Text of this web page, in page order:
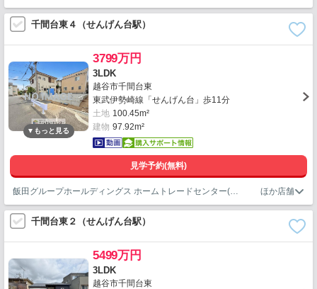
千間台東４（せんげん台駅）
3799万円
3LDK
越谷市千間台東
東武伊勢崎線「せんげん台」歩11分
土地 100.45m²
建物 97.92m²
見学予約(無料)
飯田グループホールディングス ホームトレードセンター(株)越谷店
千間台東２（せんげん台駅）
5499万円
3LDK
越谷市千間台東